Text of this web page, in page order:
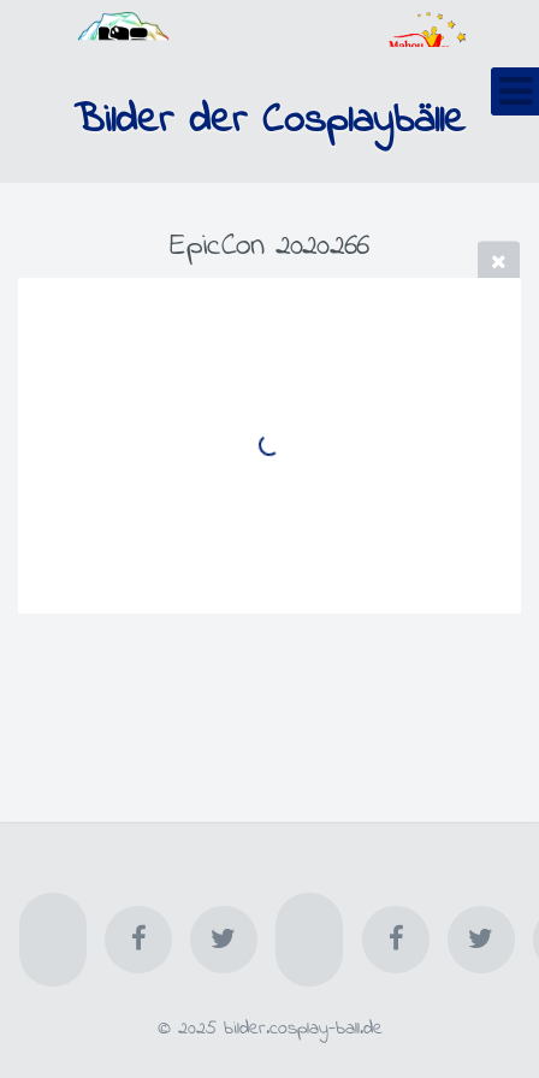
Bilder der Cosplaybälle
EpicCon 2020266
© 2025 bilder.cosplay-ball.de